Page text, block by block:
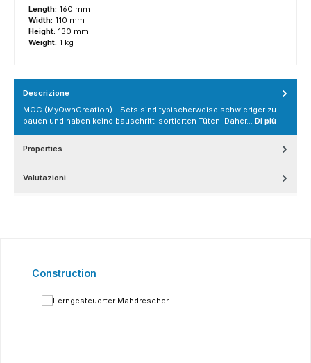
Length: 160 mm
Width: 110 mm
Height: 130 mm
Weight: 1 kg
Descrizione
MOC (MyOwnCreation) - Sets sind typischerweise schwieriger zu
bauen und haben keine bauschritt-sortierten Tüten. Daher… Di più
Properties
Valutazioni
Salta la galleria dei prodotti
Construction